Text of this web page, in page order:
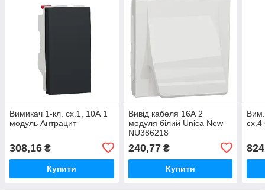
Вимикач 1-кл. сх.1, 10А 1
модуль Антрацит
308,16 ₴
Купити
Вивід кабеля 16А 2
модуля білий Unica New
NU386218
240,77₴
Купити
сх.4